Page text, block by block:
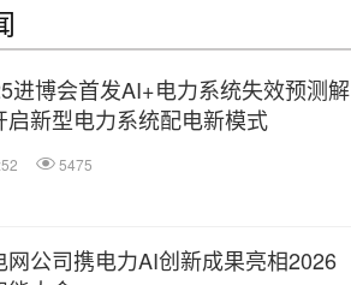
进博会首发AI+电力系统失效预测解
启新型电力系统配电新模式
5475
网公司携电力AI创新成果亮相2026